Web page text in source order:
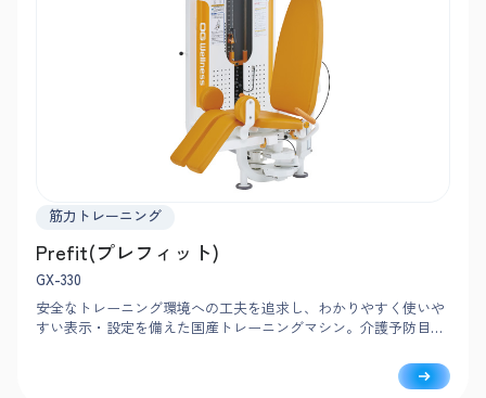
筋力トレーニング
Prefit(プレフィット)
GX-330
安全なトレーニング環境への工夫を追求し、わかりやすく使いや
すい表示・設定を備えた国産トレーニングマシン。介護予防目的